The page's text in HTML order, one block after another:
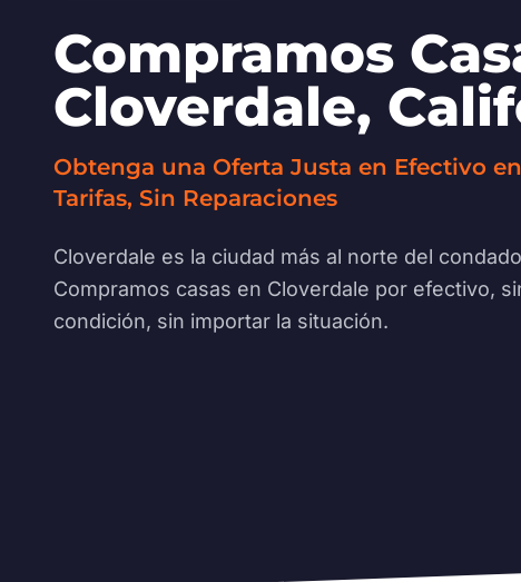
Compramos
Cloverdale,
Obtenga una Oferta Justa en Efectivo
Tarifas, Sin Reparaciones
Cloverdale es la ciudad más al norte del
Compramos casas en Cloverdale por efectivo,
condición, sin importar la situación.